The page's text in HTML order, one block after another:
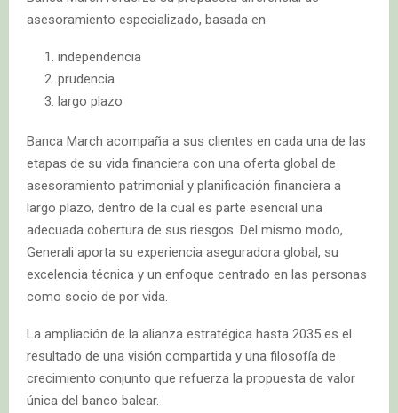
asesoramiento especializado, basada en
independencia
prudencia
largo plazo
Banca March acompaña a sus clientes en cada una de las
etapas de su vida financiera con una oferta global de
asesoramiento patrimonial y planificación financiera a
largo plazo, dentro de la cual es parte esencial una
adecuada cobertura de sus riesgos. Del mismo modo,
Generali aporta su experiencia aseguradora global, su
excelencia técnica y un enfoque centrado en las personas
como socio de por vida.
La ampliación de la alianza estratégica hasta 2035 es el
resultado de una visión compartida y una filosofía de
crecimiento conjunto que refuerza la propuesta de valor
única del banco balear.